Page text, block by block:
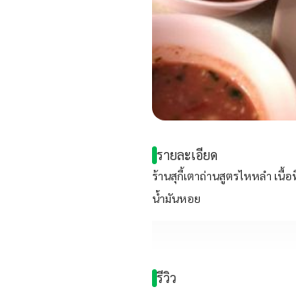
รายละเอียด
ร้านสุกี้เตาถ่านสูตรไหหลำ เนื้
น้ำมันหอย
รีวิว